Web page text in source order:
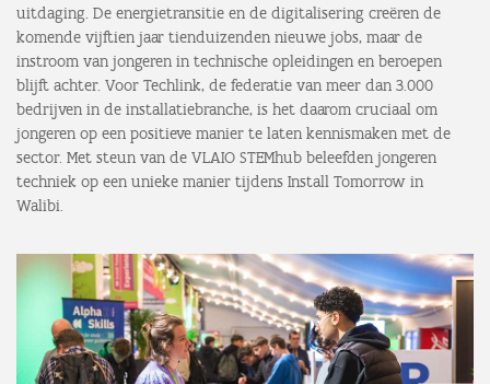
uitdaging. De energietransitie en de digitalisering creëren de
komende vijftien jaar tienduizenden nieuwe jobs, maar de
instroom van jongeren in technische opleidingen en beroepen
blijft achter. Voor Techlink, de federatie van meer dan 3.000
bedrijven in de installatiebranche, is het daarom cruciaal om
jongeren op een positieve manier te laten kennismaken met de
sector. Met steun van de VLAIO STEMhub beleefden jongeren
techniek op een unieke manier tijdens Install Tomorrow in
Walibi.